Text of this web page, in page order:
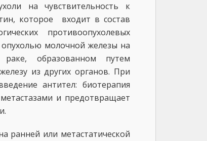
на чувствительность к
которое входит в состав
противоопухолевых
опухолью молочной железы на
образованном путем
из других органов. При
антител: биотерапия
и предотвращает
ранней или метастатической